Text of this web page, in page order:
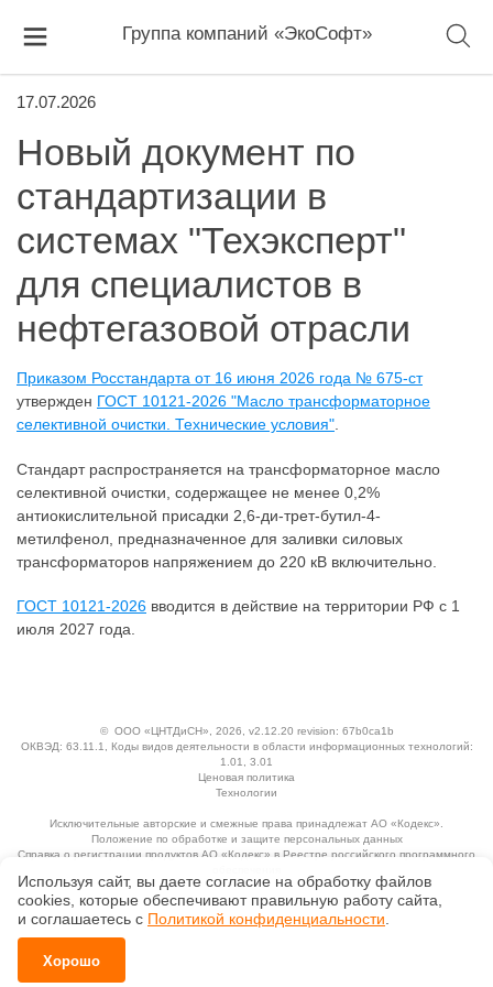
Группа компаний «ЭкоСофт»
17.07.2026
Новый документ по
стандартизации в
системах "Техэксперт"
для специалистов в
нефтегазовой отрасли
Приказом Росстандарта от 16 июня 2026 года № 675-ст
утвержден ГОСТ 10121-2026 "Масло трансформаторное
селективной очистки. Технические условия"
Стандарт распространяется на трансформаторное масло
селективной очистки, содержащее не менее 0,2%
антиокислительной присадки 2,6-ди-трет-бутил-4-
метилфенол, предназначенное для заливки силовых
трансформаторов напряжением до 220 кВ включительно.
ГОСТ 10121-2026 вводится в действие на территории РФ с 1
июля 2027 года.
© ООО «ЦНТДиСН» , 2026, v2.12.20 revision: 67b0ca1b
ОКВЭД: 63.11.1, Коды видов деятельности в области информационных технологий:
1.01, 3.01
Ценовая политика
Технологии
Исключительные авторские и смежные права принадлежат АО «Кодекс».
Положение по обработке и защите персональных данных
Справка о регистрации продуктов АО «Кодекс» в Реестре российского программного
Используя сайт, вы даете согласие на обработку файлов
сооkiеs, которые обеспечивают правильную работу сайта,
и соглашаетесь с Политикой конфиденциальности
Хорошо